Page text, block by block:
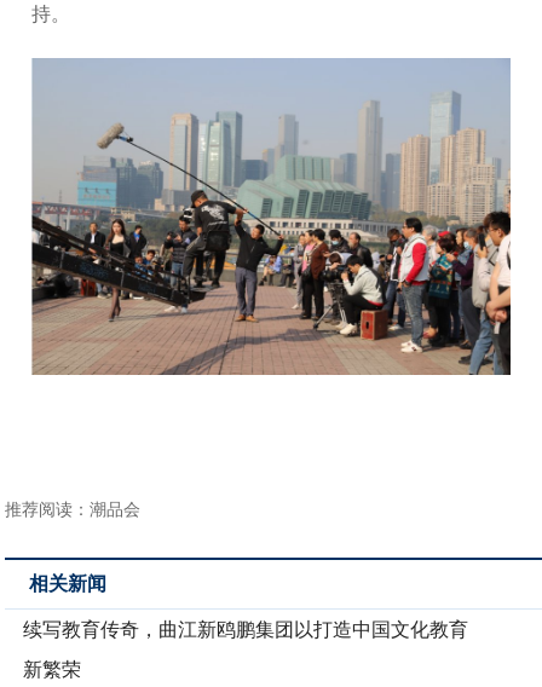
持。
推荐阅读：潮品会
相关新闻
续写教育传奇，曲江新鸥鹏集团以打造中国文化教育
新繁荣